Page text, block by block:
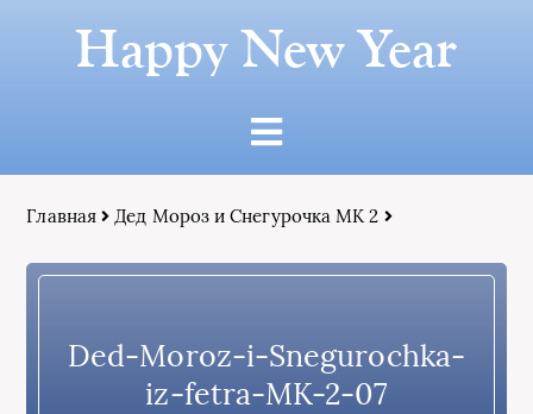
Happy New Year
Главная Дед Мороз и Снегурочка МК 2
Ded-Moroz-i-Snegurochka-
iz-fetra-MK-2-07